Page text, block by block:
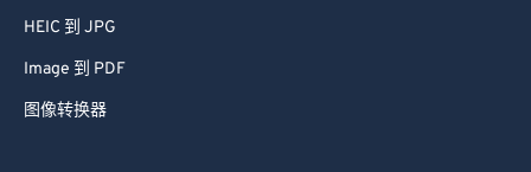
HEIC 到 JPG
Image 到 PDF
图像转换器